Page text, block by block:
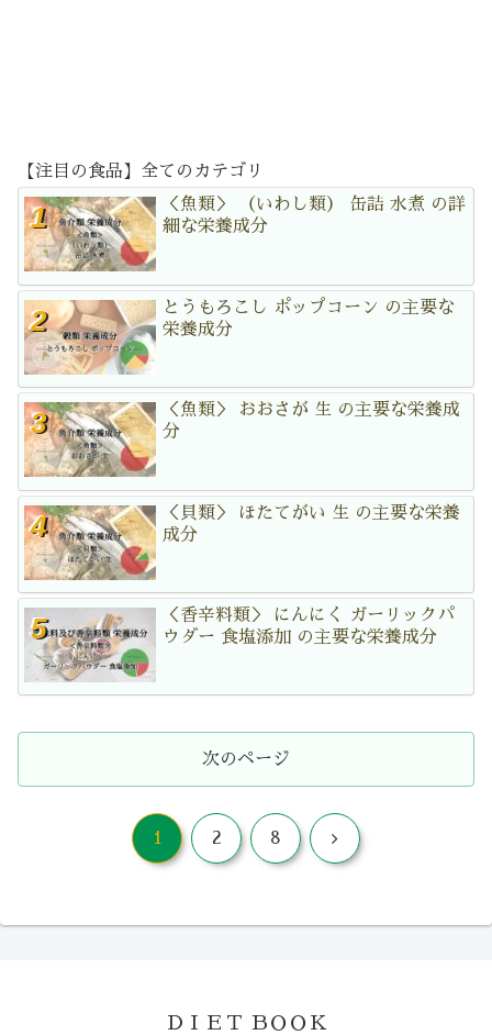
【注目の食品】全てのカテゴリ
＜魚類＞ （いわし類） 缶詰 水煮 の詳
細な栄養成分
とうもろこし ポップコーン の主要な
栄養成分
＜魚類＞ おおさが 生 の主要な栄養成
分
＜貝類＞ ほたてがい 生 の主要な栄養
成分
＜香辛料類＞ にんにく ガーリックパ
ウダー 食塩添加 の主要な栄養成分
次のページ
1 2 8 次
ＤＩＥＴ ＢＯＯＫ